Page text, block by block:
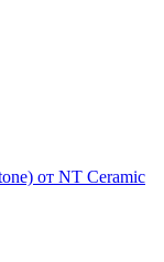
от NT Ceramic